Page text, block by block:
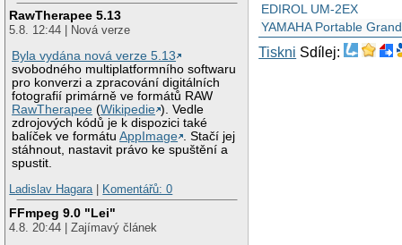
RawTherapee 5.13
5.8. 12:44 | Nová verze
Byla vydána nová verze 5.13
svobodného multiplatformního softwaru
pro konverzi a zpracování digitálních
fotografií primárně ve formátů RAW
RawTherapee (Wikipedie ). Vedle
zdrojových kódů je k dispozici také
balíček ve formátuAppImage
. Stačí jej
stáhnout, nastavit právo ke spuštění a
spustit.
Ladislav Hagara| Komentářů: 0
FFmpeg 9.0 "Lei"
4.8. 20:44 | Zajímavý článek
EDIROL UM-2EX
YAMAHA Portable
Tiskni Sdílej: